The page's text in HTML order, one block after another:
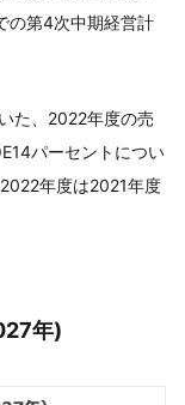
の第4次中期経営計
た、2022年度の売
パーセントについ
年度は2021年度
年)